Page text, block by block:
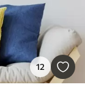
12